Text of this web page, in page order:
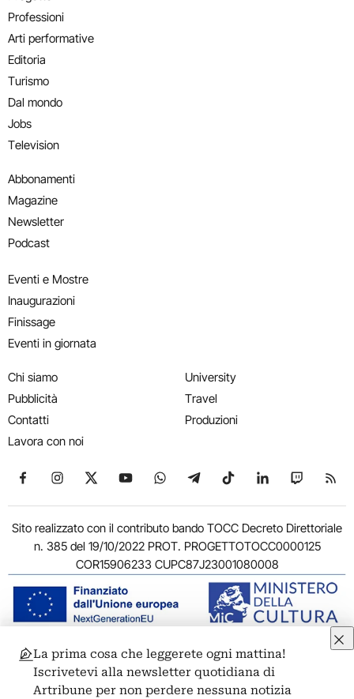
Professioni
Arti performative
Editoria
Turismo
Dal mondo
Jobs
Television
Abbonamenti
Magazine
Newsletter
Podcast
Eventi e Mostre
Inaugurazioni
Finissage
Eventi in giornata
Chi siamo
Pubblicità
Contatti
Lavora con noi
University
Travel
Produzioni
Seguici su Facebook
Seguici su Instagram
Seguici su X
Seguici su YouTube
Seguici su WhatsApp
Seguici su Telegram
Seguici su TikTok
Seguici su
Seguici
Sito realizzato con il contributo bando TOCC Decreto Direttoriale
n. 385 del 19/10/2022 PROT. PROGETTOTOCC0000125
COR15906233 CUPC87J23001080008
© 2011-2026 ARTRIBUNE srl – Corso Vittorio Emanuele II, 287 –
00186 Roma - P.I. 11381581005
Privacy: Responsabile della protezione dei dati personali
La prima cosa che leggerete ogni mattina!
Iscrivetevi alla newsletter quotidiana di
Artribune per non perdere nessuna notizia